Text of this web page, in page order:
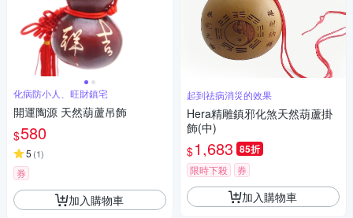
化病防小人、旺財鎮宅
開運陶源 天然葫蘆吊飾
$580
5 (1)
券
加入購物車
起到祛病消災的效果
Hera精雕鎮邪化煞天然葫蘆掛
飾(中)
$1,683 85折
限時下殺 券
加入購物車